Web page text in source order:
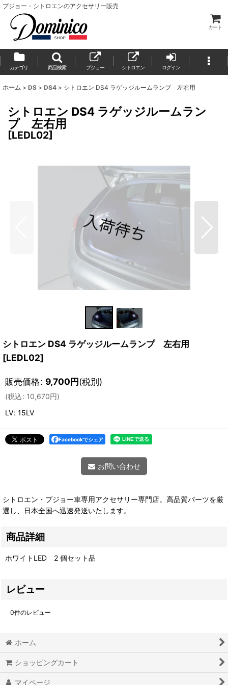
プジョー・シトロエンのアクセサリー販売
カート
カテゴリ 商品検索 プジョー シトロエン ログイン
ホーム > DS > DS4 > シトロエン DS4 ラゲッジルームランプ 左右用
シトロエン DS4 ラゲッジルームラン
プ 左右用
[LEDL02]
シトロエン DS4 ラゲッジルームランプ 左右用
[LEDL02]
販売価格: 9,700円(税別)
(税込: 10,670円)
LV: 15LV
Facebookでシェア
お問い合わせ
シトロエン・プジョー車専用アクセサリー専門店。高品質パーツを厳
選し、日本全国へ迅速発送いたします。
商品詳細
ホワイトLED 2 個セット品
レビュー
0件のレビュー
ホーム
ショッピングカート
マイページ